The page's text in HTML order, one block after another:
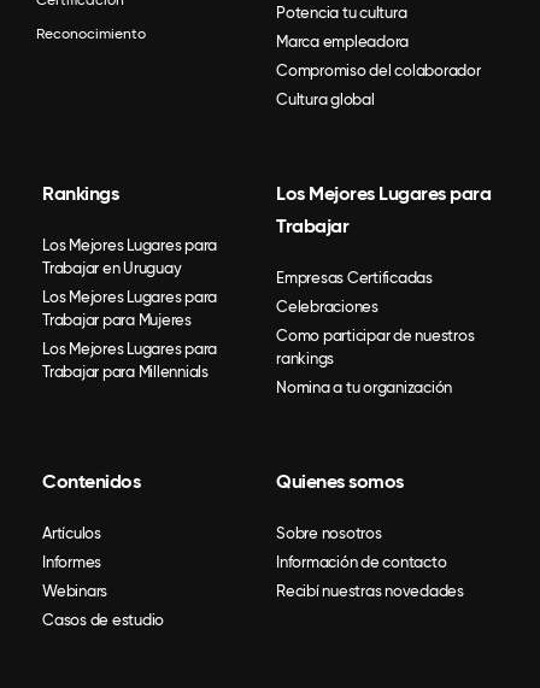
Reconocimiento
Potencia tu cultura
Marca empleadora
Compromiso del colaborador
Cultura global
Rankings
Los Mejores Lugares para
Trabajar en Uruguay
Los Mejores Lugares para
Trabajar para Mujeres
Los Mejores Lugares para
Trabajar para Millennials
Los Mejores Lugares para
Trabajar
Empresas Certificadas
Celebraciones
Como participar de nuestros
rankings
Nomina a tu organización
Contenidos
Artículos
Informes
Webinars
Casos de estudio
Quienes somos
Sobre nosotros
Información de contacto
Recibí nuestras novedades